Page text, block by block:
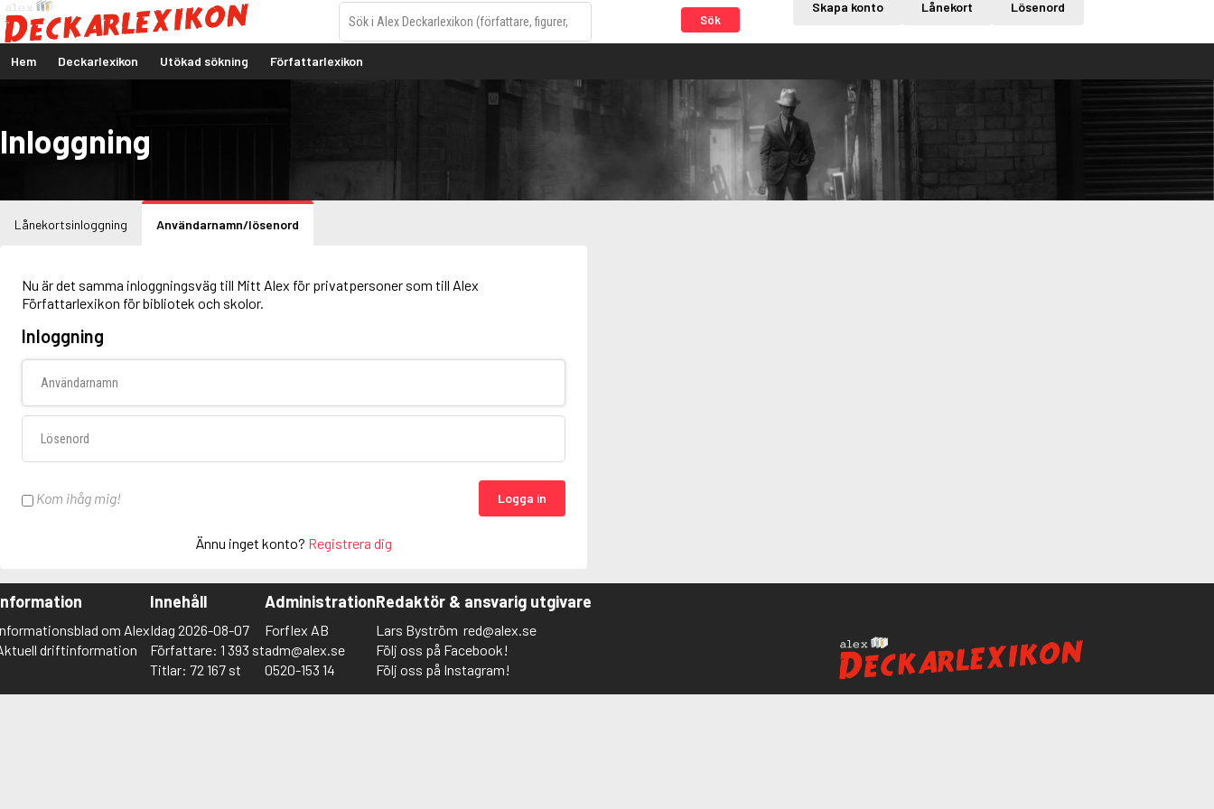
Sök
Skapa konto Lånekort Lösenord
Hem Deckarlexikon Utökad sökning Författarlexikon
Inloggning
Lånekortsinloggning Användarnamn/lösenord
Nu är det samma inloggningsväg till Mitt Alex för privatpersoner som till Alex
Författarlexikon för bibliotek och skolor.
Inloggning
Kom ihåg mig! Logga in
Ännu inget konto? Registrera dig
om Alex
driftinformation
Innehåll
Idag 2026-08-07
Författare: 1 393 st
Titlar: 72 167 st
Administration
Forflex AB
adm@alex.se
0520-153 14
Redaktör & ansvarig utgivare
Lars Byström red@alex.se
Följ oss på Facebook!
Följ oss på Instagram!